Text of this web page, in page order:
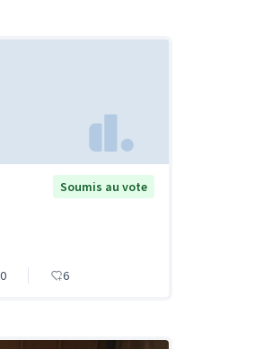
Soumis au vote
0 6